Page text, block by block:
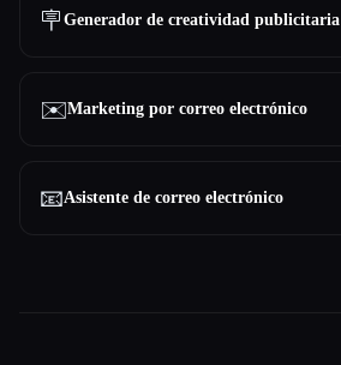
🪧 Generador de creatividad publicitaria
✉️Marketing por correo electrónico
📧Asistente de correo electrónico